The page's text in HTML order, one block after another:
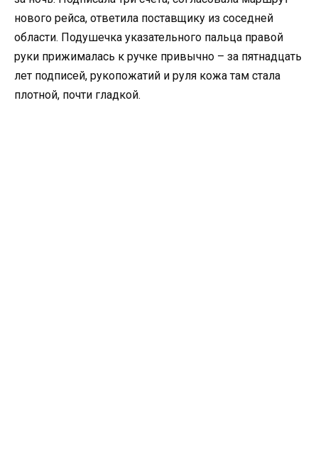
нового рейса, ответила поставщику из соседней
области. Подушечка указательного пальца правой
руки прижималась к ручке привычно – за пятнадцать
лет подписей, рукопожатий и руля кожа там стала
плотной, почти гладкой.